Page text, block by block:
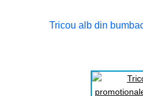
Tricou alb din